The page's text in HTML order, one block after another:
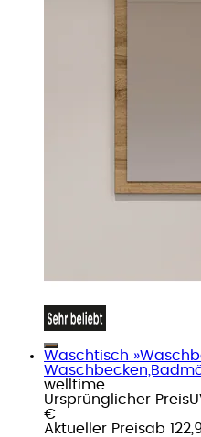
Waschtisch
welltime
Ursprünglicher Preis
€
Aktueller Preisab